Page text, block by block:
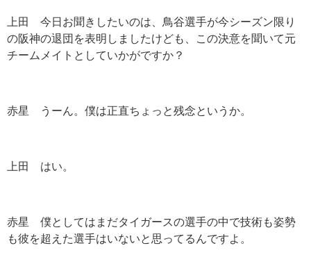
上田 今日お聞きしたいのは、鳥谷選手が今シーズン限り
の阪神の退団を表明しましたけども、この決意を聞いて元
チームメイトとしていかがですか？
赤星 うーん。僕は正直ちょっと残念というか。
上田 はい。
赤星 僕としてはまだタイガースの選手の中で技術も姿勢
も彼を超えた選手はいないと思ってるんですよ。